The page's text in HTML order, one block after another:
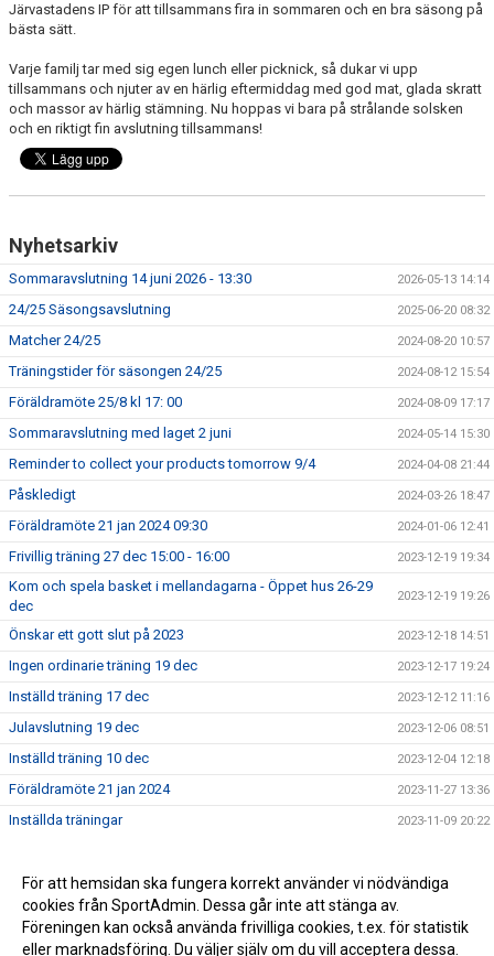
KONTAKT
Järvastadens IP för att tillsammans fira in sommaren och en bra säsong på
bästa sätt.
Varje familj tar med sig egen lunch eller picknick, så dukar vi upp
tillsammans och njuter av en härlig eftermiddag med god mat, glada skratt
och massor av härlig stämning. Nu hoppas vi bara på strålande solsken
och en riktigt fin avslutning tillsammans!
Nyhetsarkiv
Sommaravslutning 14 juni 2026 - 13:30 2026-05-13 14:14
24/25 Säsongsavslutning 2025-06-20 08:32
Matcher 24/25 2024-08-20 10:57
Träningstider för säsongen 24/25 2024-08-12 15:54
Föräldramöte 25/8 kl 17: 00 2024-08-09 17:17
Sommaravslutning med laget 2 juni 2024-05-14 15:30
Reminder to collect your products tomorrow 9/4 2024-04-08 21:44
Påskledigt 2024-03-26 18:47
Föräldramöte 21 jan 2024 09:30 2024-01-06 12:41
Frivillig träning 27 dec 15:00 - 16:00 2023-12-19 19:34
Kom och spela basket i mellandagarna - Öppet hus 26-29
dec
2023-12-19 19:26
Önskar ett gott slut på 2023 2023-12-18 14:51
Ingen ordinarie träning 19 dec 2023-12-17 19:24
Inställd träning 17 dec 2023-12-12 11:16
Julavslutning 19 dec 2023-12-06 08:51
Inställd träning 10 dec 2023-12-04 12:18
Föräldramöte 21 jan 2024 2023-11-27 13:36
Inställda träningar 2023-11-09 20:22
För att hemsidan ska fungera korrekt använder vi nödvändiga
cookies från SportAdmin. Dessa går inte att stänga av.
Föreningen kan också använda frivilliga cookies, t.ex. för statistik
eller marknadsföring. Du väljer själv om du vill acceptera dessa.